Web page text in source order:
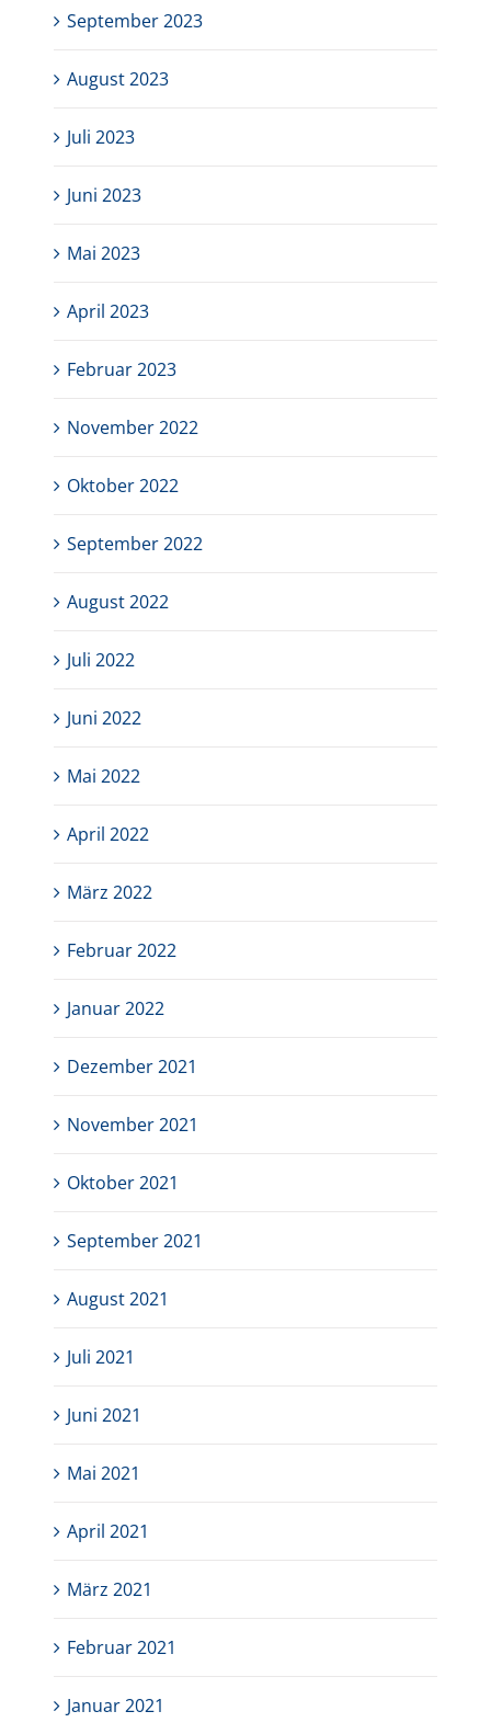
September 2023
August 2023
Juli 2023
Juni 2023
Mai 2023
April 2023
Februar 2023
November 2022
Oktober 2022
September 2022
August 2022
Juli 2022
Juni 2022
Mai 2022
April 2022
März 2022
Februar 2022
Januar 2022
Dezember 2021
November 2021
Oktober 2021
September 2021
August 2021
Juli 2021
Juni 2021
Mai 2021
April 2021
März 2021
Februar 2021
Januar 2021